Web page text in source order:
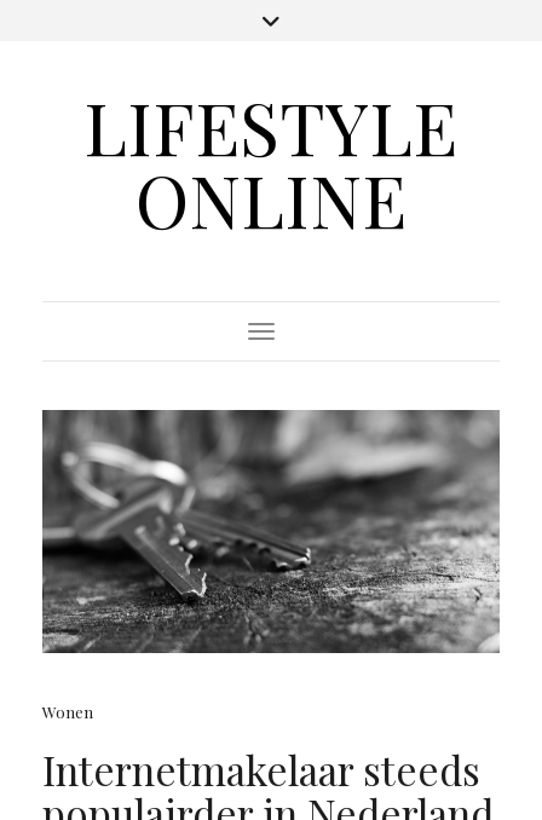
LIFESTYLE
ONLINE
Toggle Navigation
Wonen
Internetmakelaar steeds